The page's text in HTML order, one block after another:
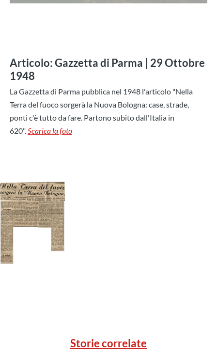
Articolo: Gazzetta di Parma | 29 Ottobre
1948
La Gazzetta di Parma pubblica nel 1948 l'articolo "Nella
Terra del fuoco sorgerà la Nuova Bologna: case, strade,
ponti c'è tutto da fare. Partono subito dall'Italia in
620".Scarica la foto
Storie correlate